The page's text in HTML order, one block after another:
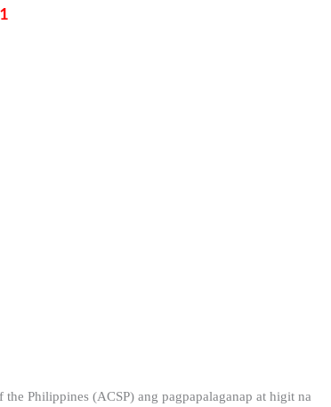
Philippines (ACSP) ang pagpapalaganap at higit na